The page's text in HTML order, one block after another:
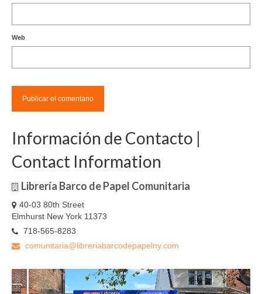
Web
Información de Contacto |
Contact Information
Librería Barco de Papel Comunitaria
40-03 80th Street
Elmhurst New York 11373
718-565-8283
comunitaria@libreriabarcodepapelny.com